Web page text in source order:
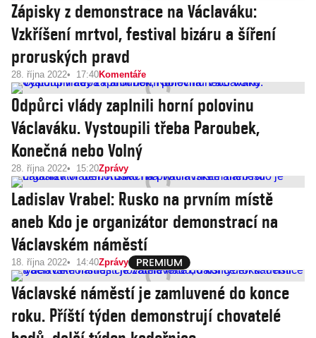
Zápisky z demonstrace na Václaváku:
Vzkříšení mrtvol, festival bizáru a šíření
proruských pravd
28. října 2022 17:40Komentáře
Odpůrci vlády zaplnili horní polovinu
Václaváku. Vystoupili třeba Paroubek,
Konečná nebo Volný
28. října 2022 15:20Zprávy
Ladislav Vrabel: Rusko na prvním místě
aneb Kdo je organizátor demonstrací na
Václavském náměstí
18. října 2022 14:40Zprávy
Václavské náměstí je zamluvené do konce
roku. Příští týden demonstrují chovatelé